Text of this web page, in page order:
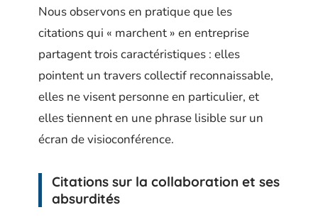
Nous observons en pratique que les
citations qui « marchent » en entreprise
partagent trois caractéristiques : elles
pointent un travers collectif reconnaissable,
elles ne visent personne en particulier, et
elles tiennent en une phrase lisible sur un
écran de visioconférence.
Citations sur la collaboration et ses
absurdités